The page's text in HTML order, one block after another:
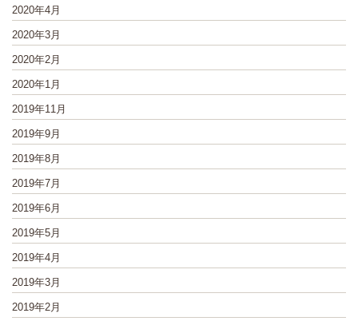
2020年4月
2020年3月
2020年2月
2020年1月
2019年11月
2019年9月
2019年8月
2019年7月
2019年6月
2019年5月
2019年4月
2019年3月
2019年2月